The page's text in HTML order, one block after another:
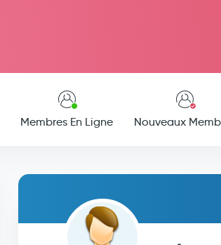
Membres En Ligne Nouveaux